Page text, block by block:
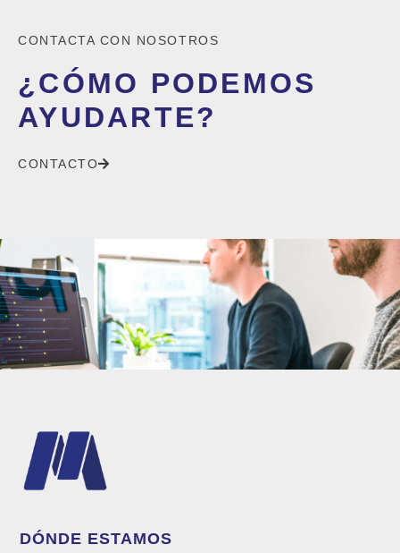
CONTACTA CON NOSOTROS
¿CÓMO PODEMOS
AYUDARTE?
CONTACTO
DÓNDE ESTAMOS